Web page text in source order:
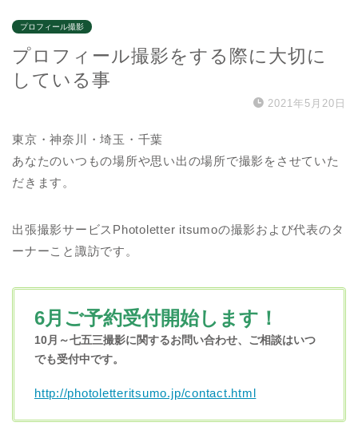
プロフィール撮影
プロフィール撮影をする際に大切に
している事
2021年5月20日
東京・神奈川・埼玉・千葉
あなたのいつもの場所や思い出の場所で撮影をさせていた
だきます。
出張撮影サービスPhotoletter itsumoの撮影および代表のタ
ーナーこと諏訪です。
6月ご予約受付開始します！
10月～七五三撮影に関するお問い合わせ、 ご相談はいつ
でも受付中です。
http://photoletteritsumo.jp/contact.html